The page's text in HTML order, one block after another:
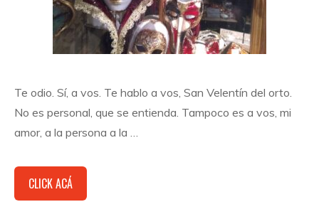
Te odio. Sí, a vos. Te hablo a vos, San Velentín del orto.
No es personal, que se entienda. Tampoco es a vos, mi
amor, a la persona a la …
CLICK ACÁ